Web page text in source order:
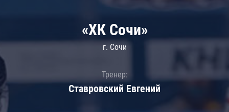
«ХК Сочи»
г. Сочи
Тренер:
Ставровский Евгений